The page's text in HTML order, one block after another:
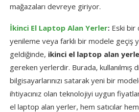
mağazaları devreye giriyor.
İkinci El Laptop Alan Yerler: Eski bir
yenileme veya farklı bir modele geçiş
geldiğinde, ikinci el laptop alan
gereken yerlerdir. Burada, kullanılmış
bilgisayarlarınızı satarak yeni bir
ihtiyacınız olan teknolojiyi uygun
el laptop alan yerler, hem satıcılar hem